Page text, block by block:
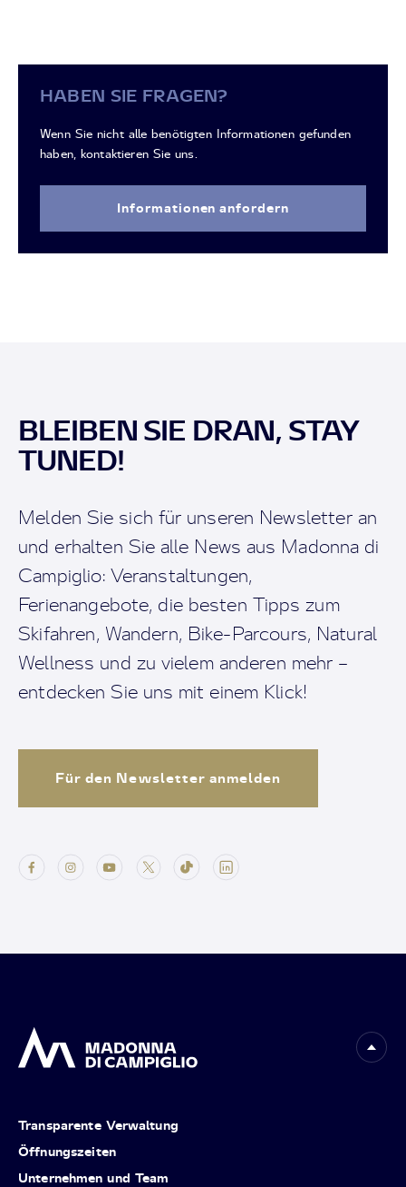
HABEN SIE FRAGEN?
Wenn Sie nicht alle benötigten Informationen gefunden
haben, kontaktieren Sie uns.
Informationen anfordern
BLEIBEN SIE DRAN, STAY
TUNED!
Melden Sie sich für unseren Newsletter an
und erhalten Sie alle News aus Madonna di
Campiglio: Veranstaltungen,
Ferienangebote, die besten Tipps zum
Skifahren, Wandern, Bike-Parcours, Natural
Wellness und zu vielem anderen mehr –
entdecken Sie uns mit einem Klick!
Für den Newsletter anmelden
Transparente Verwaltung
Öffnungszeiten
Unternehmen und Team